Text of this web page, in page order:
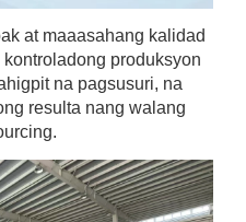
at maaasahang kalidad
produksyon
na pagsusuri, na
resulta nang walang